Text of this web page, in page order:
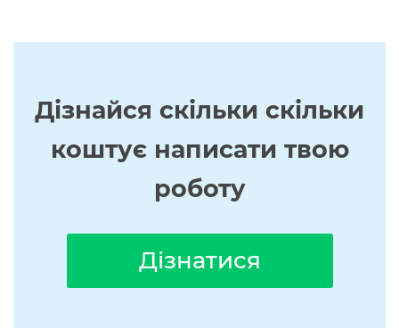
Дізнайся скільки скільки
коштує написати твою
роботу
Дізнатися